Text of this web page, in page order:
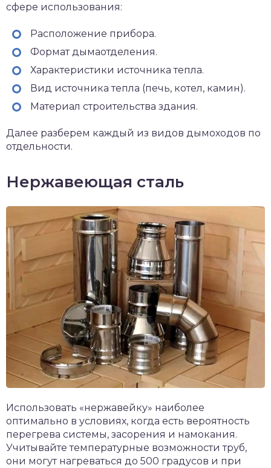
сфере использования:
Расположение прибора.
Формат дымаотделения.
Характеристики источника тепла.
Вид источника тепла (печь, котел, камин).
Материал строительства здания.
Далее разберем каждый из видов дымоходов по
отдельности.
Нержавеющая сталь
Использовать «нержавейку» наиболее
оптимально в условиях, когда есть вероятность
перегрева системы, засорения и намокания.
Учитывайте температурные возможности труб,
они могут нагреваться до 500 градусов и при